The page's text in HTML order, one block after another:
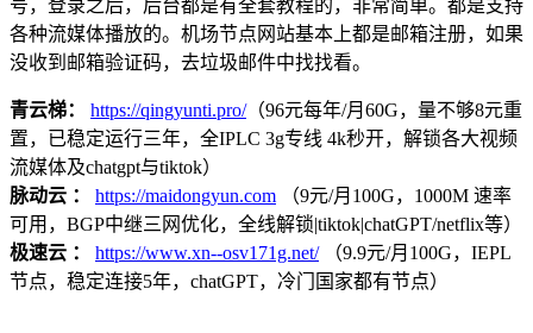
号，登录之后，后台都是有全套教程的，非常简单。都是支持
各种流媒体播放的。机场节点网站基本上都是邮箱注册，如果
没收到邮箱验证码，去垃圾邮件中找找看。
青云梯： https://qingyunti.pro/（96元每年/月60G，量不够8元重
置，已稳定运行三年，全IPLC 3g专线 4k秒开，解锁各大视频
流媒体及chatgpt与tiktok）
脉动云 ：
https://maidongyun.com （9元/月100G，1000M 速率
可用，BGP中继三网优化，全线解锁|tiktok|chatGPT/netflix等）
极速云 ：
https://www.xn--osv171g.net/（9.9元/月100G，IEPL
节点，稳定连接5年，chatGPT，冷门国家都有节点）